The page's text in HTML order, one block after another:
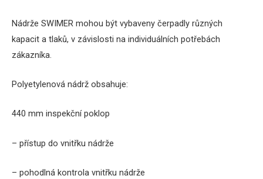
Nádrže SWIMER mohou být vybaveny čerpadly různých
kapacit a tlaků, v závislosti na individuálních potřebách
zákazníka.
Polyetylenová nádrž obsahuje:
440 mm inspekční poklop
– přístup do vnitřku nádrže
– pohodlná kontrola vnitřku nádrže